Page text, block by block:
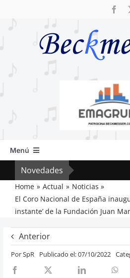
Menú
Inicio
Actual
Artículos
Previos de ópera
Entrevistas
Recomendación
Novedades
Home Actual
Noticias
El Coro Nacional de España
instante’ de la Fundación Juan
Anterior
PorSpR Publicado el: 07/10/2022